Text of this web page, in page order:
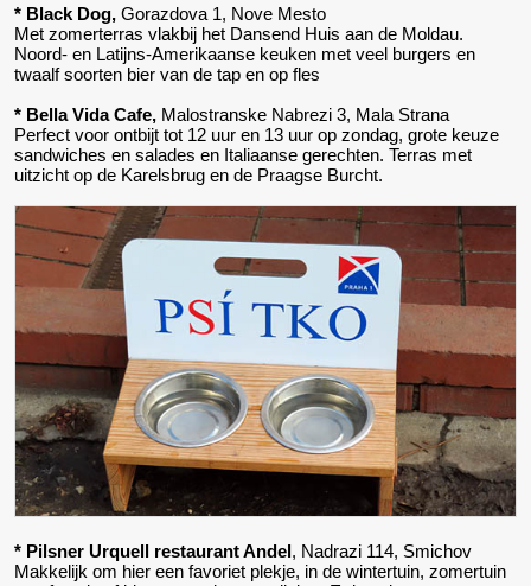
* Black Dog, Gorazdova 1, Nove Mesto
Met zomerterras vlakbij het Dansend Huis aan de Moldau.
Noord- en Latijns-Amerikaanse keuken met veel burgers en
twaalf soorten bier van de tap en op fles
* Bella Vida Cafe, Malostranske Nabrezi 3, Mala Strana
Perfect voor ontbijt tot 12 uur en 13 uur op zondag, grote keuze
sandwiches en salades en Italiaanse gerechten. Terras met
uitzicht op de Karelsbrug en de Praagse Burcht.
* Pilsner Urquell restaurant Andel, Nadrazi 114, Smichov
Makkelijk om hier een favoriet plekje, in de wintertuin, zomertuin